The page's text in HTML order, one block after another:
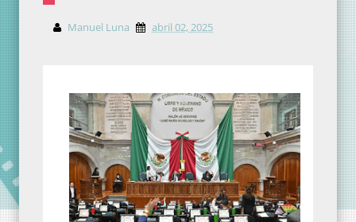
Manuel Luna abril 02, 2025